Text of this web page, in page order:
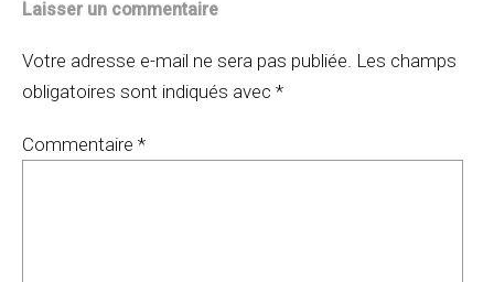
Laisser un commentaire
Votre adresse e-mail ne sera pas publiée. Les champs
obligatoires sont indiqués avec *
Commentaire *